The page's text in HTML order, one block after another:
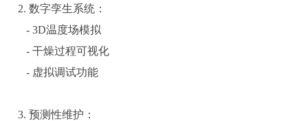
2. 数字孪生系统：
- 3D温度场模拟
- 干燥过程可视化
- 虚拟调试功能
3. 预测性维护：